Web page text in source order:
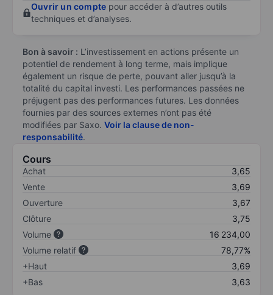
Ouvrir un compte pour accéder à d’autres outils
techniques et d’analyses.
Bon à savoir : L’investissement en actions présente un
potentiel de rendement à long terme, mais implique
également un risque de perte, pouvant aller jusqu’à la
totalité du capital investi. Les performances passées ne
préjugent pas des performances futures. Les données
fournies par des sources externes n’ont pas été
modifiées par Saxo. Voir la clause de non-
responsabilité.
Cours
Achat
3,65
Vente
3,69
Ouverture
3,67
Clôture
3,75
Volume
16 234,00
Volume relatif
78,77%
+Haut
3,69
+Bas
3,63